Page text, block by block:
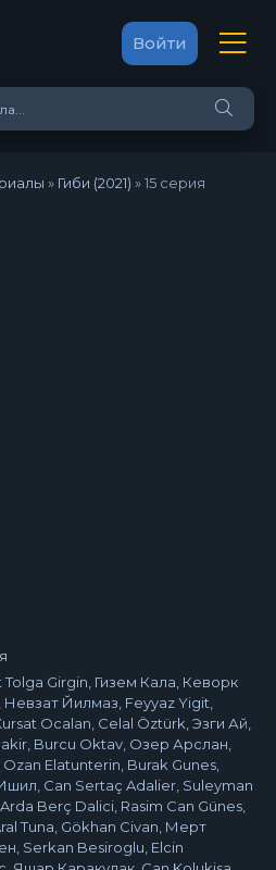
Войти
» Гиби (2021) »15 серия
Girgin, Гизем Кала, Кеворк
Йилмаз, Feyyaz Yigit,
Ocalan, Celal Öztürk, Эзги Ай,
Burcu Oktav, Озер Арслан,
Ozan Elatunterin, Burak Gunes,
Can Sertaç Adalier, Suleyman
Berç Dalici, Rasim Can Günes,
Tuna, Gökhan Civan, Мерт
Serkan Besiroglu, Elcin